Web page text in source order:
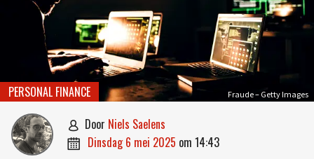
Fraude – Getty Images
PERSONAL FINANCE
 door Niels Saelens
 dinsdag 6 mei 2025 om 14:43